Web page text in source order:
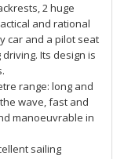
2 huge
and rational
car and a pilot seat
Its design is
range: long and
wave, fast and
manoeuvrable in
sailing